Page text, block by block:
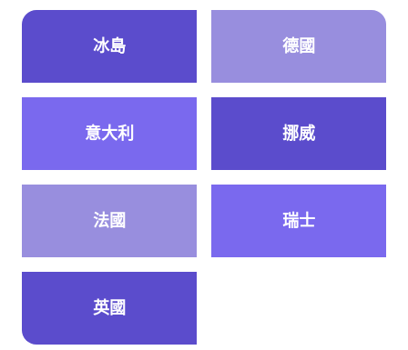
冰島 德國
意大利 挪威
法國 瑞士
英國